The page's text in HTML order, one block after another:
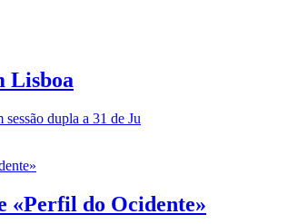
Lisboa
dupla a 31 de Ju
«Perfil do Ocidente»